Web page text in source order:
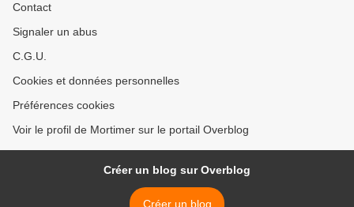
Contact
Signaler un abus
C.G.U.
Cookies et données personnelles
Préférences cookies
Voir le profil de Mortimer sur le portail Overblog
Créer un blog sur Overblog
Créer un blog